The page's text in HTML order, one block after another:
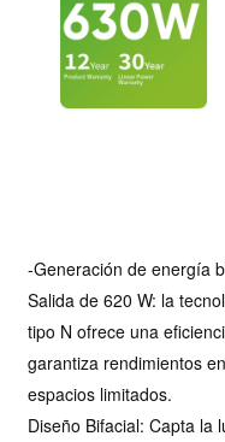
-Generación de energía
Salida de 620 W: la
tipo N ofrece una
garantiza rendimientos
espacios limitados.
Diseño Bifacial: Capta la